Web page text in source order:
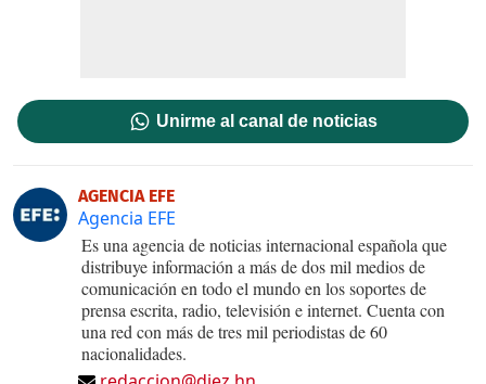
Unirme al canal de noticias
AGENCIA EFE
Agencia EFE
Es una agencia de noticias internacional española que
distribuye información a más de dos mil medios de
comunicación en todo el mundo en los soportes de
prensa escrita, radio, televisión e internet. Cuenta con
una red con más de tres mil periodistas de 60
nacionalidades.